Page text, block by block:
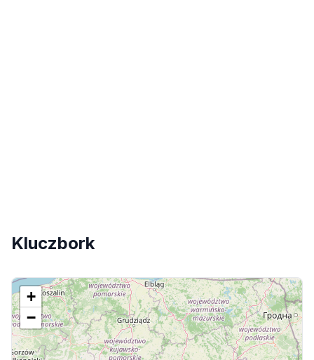
Kluczbork
+
−